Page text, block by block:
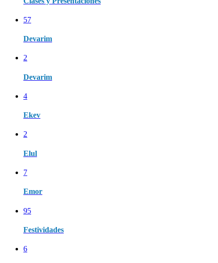
57
Devarim
2
Devarim
4
Ekev
2
Elul
7
Emor
95
Festividades
6